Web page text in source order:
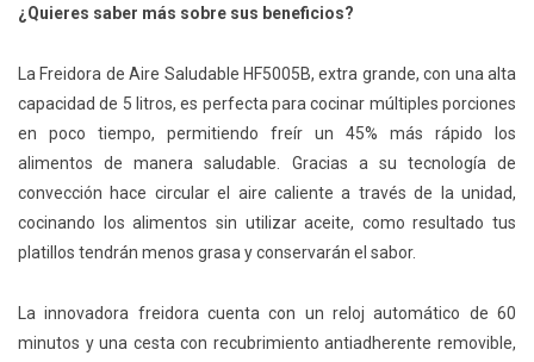
¿Quieres saber más sobre sus beneficios?
La Freidora de Aire Saludable HF5005B, extra grande, con una alta
capacidad de 5 litros, es perfecta para cocinar múltiples porciones
en poco tiempo, permitiendo freír un 45% más rápido los
alimentos de manera saludable. Gracias a su tecnología de
convección hace circular el aire caliente a través de la unidad,
cocinando los alimentos sin utilizar aceite, como resultado tus
platillos tendrán menos grasa y conservarán el sabor.
La innovadora freidora cuenta con un reloj automático de 60
minutos y una cesta con recubrimiento antiadherente removible,